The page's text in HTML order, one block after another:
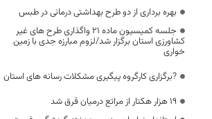
بهره برداری از دو طرح بهداشتی درمانی در طبس
جلسه کمیسیون ماده ۲۱ واگذاری طرح های غیر
کشاورزی استان برگزار شد/لزوم مبارزه جدی با زمین‌
خواری
?برگزاری کارگروه پیگیری مشکلات رسانه های استان
19 هزار هکتار از مراتع درمیان قرق شد